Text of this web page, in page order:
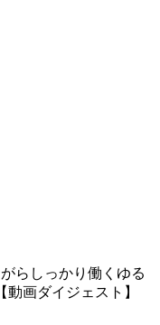
らしっかり働くゆる
画ダイジェスト】